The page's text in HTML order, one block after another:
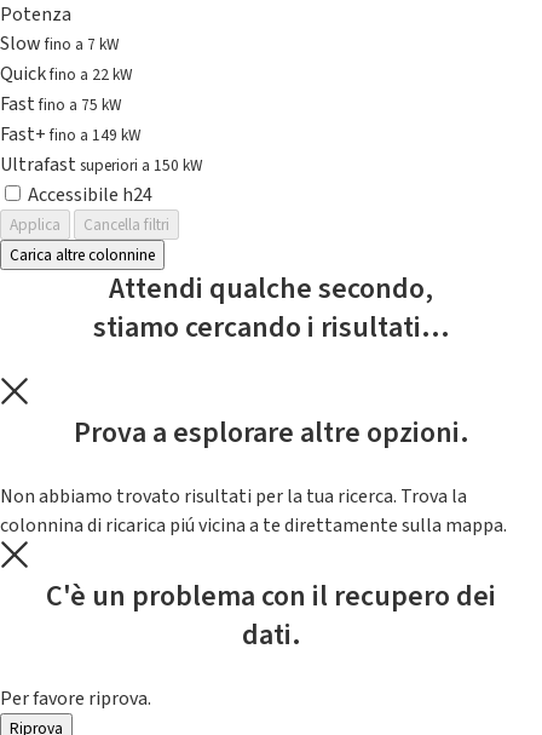
Potenza
Slowfino a 7 kW
Quickfino a 22 kW
Fastfino a 75 kW
Fast+fino a 149 kW
Ultrafast superiori a 150 kW
Accessibile h24
Applica
Cancella filtri
Carica altre colonnine
Attendi qualche secondo,
stiamo cercando i risultati...
Prova a esplorare altre opzioni.
Non abbiamo trovato risultati per la tua ricerca. Trova la
colonnina di ricarica piú vicina a te direttamente sulla mappa.
C'è un problema con il recupero dei
dati.
Per favore riprova.
Riprova